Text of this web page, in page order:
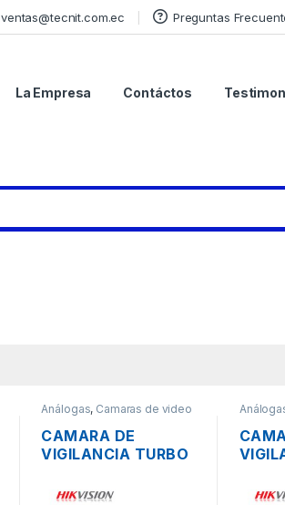
ventas@tecnit.com.ec Preguntas
La Empresa Contáctos
Análogas, Camaras de video
vigilancia y Grabadores
Redes
CAMARA DE
VIGILANCIA TURBO
DS-2CE16C0T-IRPF
Redes
DS-